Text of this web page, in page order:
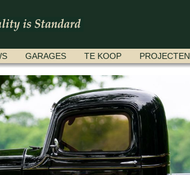
GARAGES TE KOOP PROJECTEN